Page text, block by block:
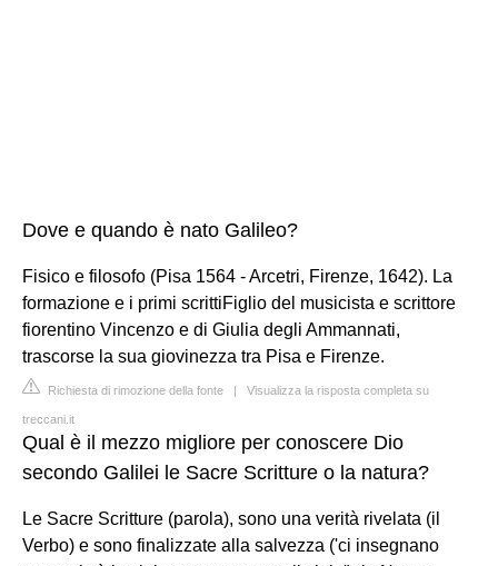
Dove e quando è nato Galileo?
Fisico e filosofo (Pisa 1564 - Arcetri, Firenze, 1642). La
formazione e i primi scrittiFiglio del musicista e scrittore
fiorentino Vincenzo e di Giulia degli Ammannati,
trascorse la sua giovinezza tra Pisa e Firenze.
Richiesta di rimozione della fonte | Visualizza la risposta completa su
treccani.it
Qual è il mezzo migliore per conoscere Dio
secondo Galilei le Sacre Scritture o la natura?
Le Sacre Scritture (parola), sono una verità rivelata (il
Verbo) e sono finalizzate alla salvezza ('ci insegnano